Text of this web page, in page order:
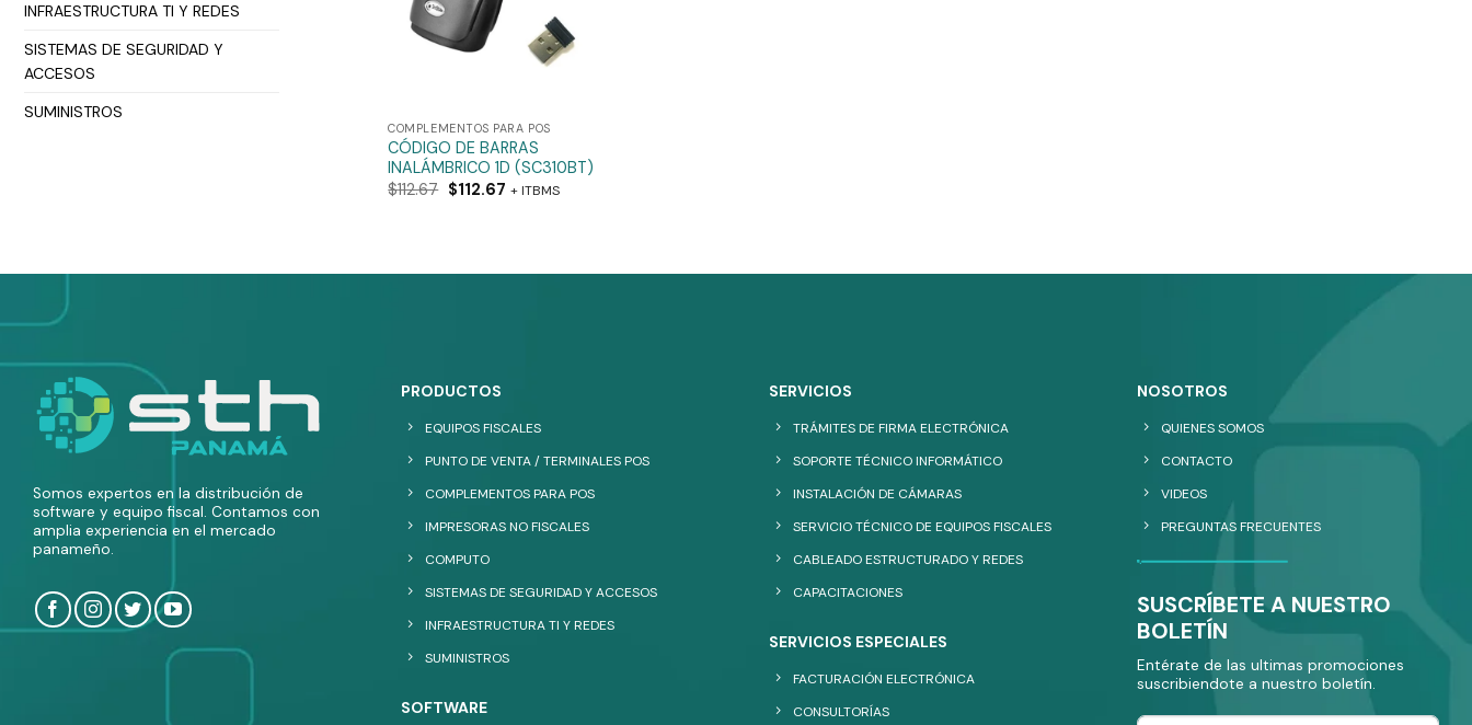
INFRAESTRUCTURA TI Y REDES
SISTEMAS DE SEGURIDAD Y
ACCESOS
SUMINISTROS
COMPLEMENTOS PARA POS
CÓDIGO DE BARRAS
INALÁMBRICO 1D (SC310BT)
$112.67 $112.67 + ITBMS
Somos expertos en la distribución de
software y equipo fiscal. Contamos con
amplia experiencia en el mercado
panameño.
PRODUCTOS
EQUIPOS FISCALES
PUNTO DE VENTA / TERMINALES POS
COMPLEMENTOS PARA POS
IMPRESORAS NO FISCALES
COMPUTO
SISTEMAS DE SEGURIDAD Y ACCESOS
INFRAESTRUCTURA TI Y REDES
SUMINISTROS
SOFTWARE
SERVICIOS
TRÁMITES DE FIRMA ELECTRÓNICA
SOPORTE TÉCNICO INFORMÁTICO
INSTALACIÓN DE CÁMARAS
SERVICIO TÉCNICO DE EQUIPOS FISCALES
CABLEADO ESTRUCTURADO Y REDES
CAPACITACIONES
SERVICIOS ESPECIALES
FACTURACIÓN ELECTRÓNICA
CONSULTORÍAS
NOSOTROS
QUIENES SOMOS
CONTACTO
VIDEOS
PREGUNTAS FRECUENTES
SUSCRÍBETE A NUESTRO
BOLETÍN
Entérate de las ultimas promociones
suscribiendote a nuestro boletín.